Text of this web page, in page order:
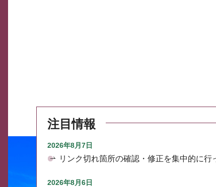
注目情報
2026年8月7日
リンク切れ箇所の確認・修正を集中的に行
2026年8月6日